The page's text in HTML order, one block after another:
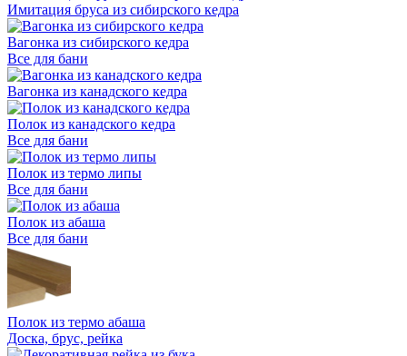
Имитация бруса из сибирского кедра
Вагонка из сибирского кедра
Все для бани
Вагонка из канадского кедра
Полок из канадского кедра
Все для бани
Полок из термо липы
Все для бани
Полок из абаша
Все для бани
Полок из термо абаша
Доска, брус, рейка